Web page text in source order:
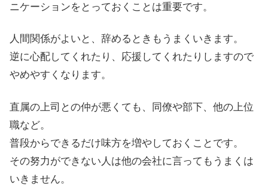
ニケーションをとっておくことは重要です。
人間関係がよいと、辞めるときもうまくいきます。
逆に心配してくれたり、応援してくれたりしますので
やめやすくなります。
直属の上司との仲が悪くても、同僚や部下、他の上位
職など。
普段からできるだけ味方を増やしておくことです。
その努力ができない人は他の会社に言ってもうまくは
いきません。